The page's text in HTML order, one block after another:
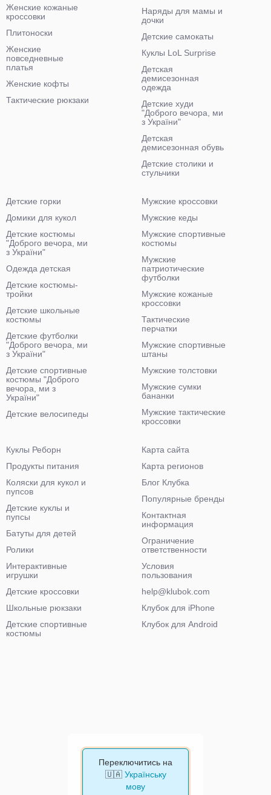
Женские кожаные
кроссовки
Плитоноски
Женские
повседневные
платья
Женские кофты
Тактические рюкзаки
Наряды для мамы и
дочки
Детские самокаты
Куклы LoL Surprise
Детская
демисезонная
одежда
Детские худи
"Доброго вечора, ми
з України"
Детская
демисезонная обувь
Детские столики и
стульчики
Детские горки
Домики для кукол
Детские костюмы
"Доброго вечора, ми
з України"
Одежда детская
Детские костюмы-
тройки
Детские школьные
костюмы
Детские футболки
"Доброго вечора, ми
з України"
Детские спортивные
костюмы "Доброго
вечора, ми з
України"
Детские велосипеды
Мужские кроссовки
Мужские кеды
Мужские спортивные
костюмы
Мужские
патриотические
футболки
Мужские кожаные
кроссовки
Тактические
перчатки
Мужские спортивные
штаны
Мужские толстовки
Мужские сумки
бананки
Мужские тактические
кроссовки
Куклы Реборн
Продукты питания
Коляски для кукол и
пупсов
Детские куклы и
пупсы
Батуты для детей
Ролики
Интерактивные
игрушки
Детские кроссовки
Школьные рюкзаки
Детские спортивные
костюмы
Карта сайта
Карта регионов
Блог Клубка
Популярные бренды
Контактная
информация
Ограничение
ответственности
Условия
пользования
help@klubok.com
Клубок для iPhone
Клубок для Android
Переключитись на
🇺🇦 Українську
мову